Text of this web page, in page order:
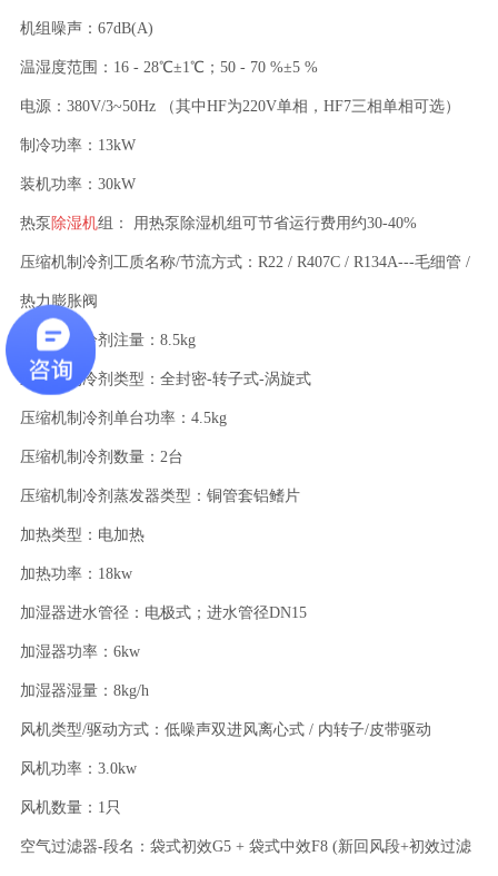
机组噪声：67dB(A)
温湿度范围：16 - 28℃±1℃；50 - 70 %±5 %
电源：380V/3~50Hz （其中HF为220V单相，HF7三相单相可选）
制冷功率：13kW
装机功率：30kW
热泵 除湿机组： 用热泵除湿机组可节省运行费用约30-40%
压缩机制冷剂工质名称/节流方式：R22 / R407C / R134A---毛细管 /
热力膨胀阀
压缩机制冷剂注量：8.5kg
压缩机制冷剂类型：全封密-转子式-涡旋式
压缩机制冷剂单台功率：4.5kg
压缩机制冷剂数量：2台
压缩机制冷剂蒸发器类型：铜管套铝鳍片
加热类型：电加热
加热功率：18kw
加湿器进水管径：电极式；进水管径DN15
加湿器功率：6kw
加湿器湿量：8kg/h
风机类型/驱动方式：低噪声双进风离心式 / 内转子/皮带驱动
风机功率：3.0kw
风机数量：1只
空气过滤器-段名：袋式初效G5 + 袋式中效F8 (新回风段+初效过滤